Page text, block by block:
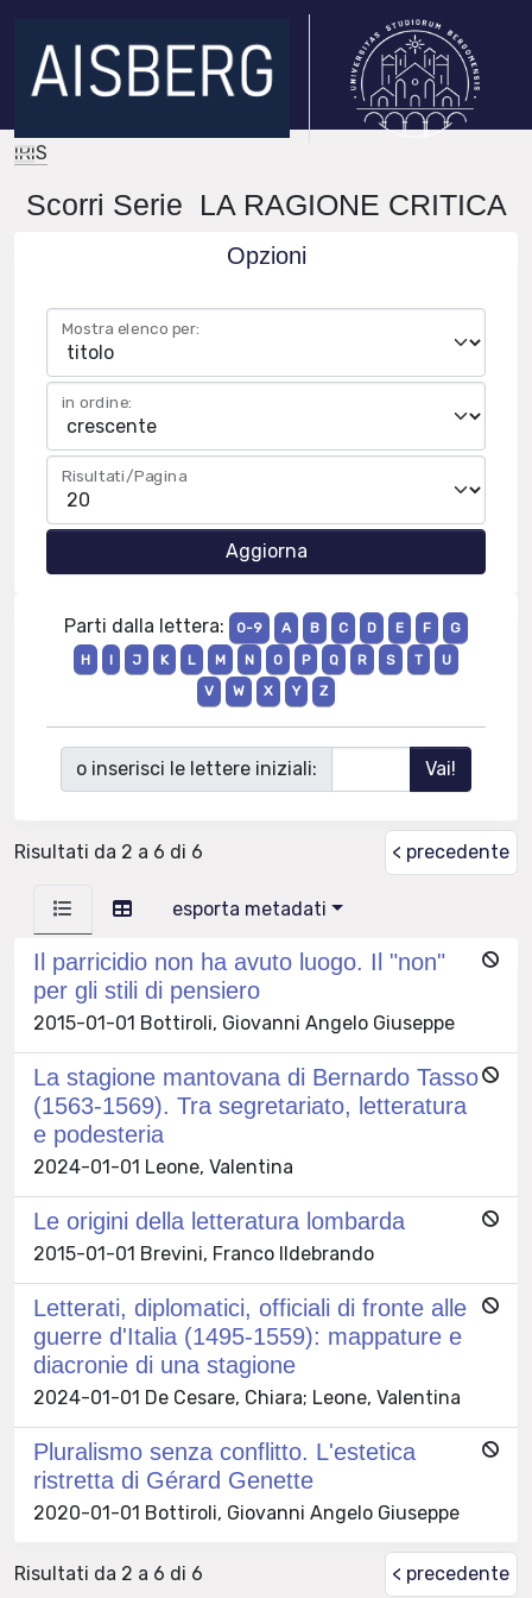
IRIS
Scorri Serie LA RAGIONE CRITICA
Opzioni
Mostra elenco per:
in ordine:
Risultati/Pagina
Parti dalla lettera: 0-9 A B C D E F
G
H
I J K L M N O P Q R S T
U
V
W X Y Z
o inserisci le lettere iniziali:
Risultati da 2 a 6 di 6 < precedente
esporta metadati
Il parricidio non ha avuto luogo. Il "non"
per gli stili di pensiero
2015-01-01 Bottiroli, Giovanni Angelo Giuseppe
La stagione mantovana di Bernardo Tasso
(1563-1569). Tra segretariato, letteratura
e podesteria
2024-01-01 Leone, Valentina
Le origini della letteratura lombarda
2015-01-01 Brevini, Franco Ildebrando
Letterati, diplomatici, officiali di fronte alle
guerre d'Italia (1495-1559): mappature e
diacronie di una stagione
2024-01-01 De Cesare, Chiara; Leone, Valentina
Pluralismo senza conflitto. L'estetica
ristretta di Gérard Genette
2020-01-01 Bottiroli, Giovanni Angelo Giuseppe
Risultati da 2 a 6 di 6 < precedente